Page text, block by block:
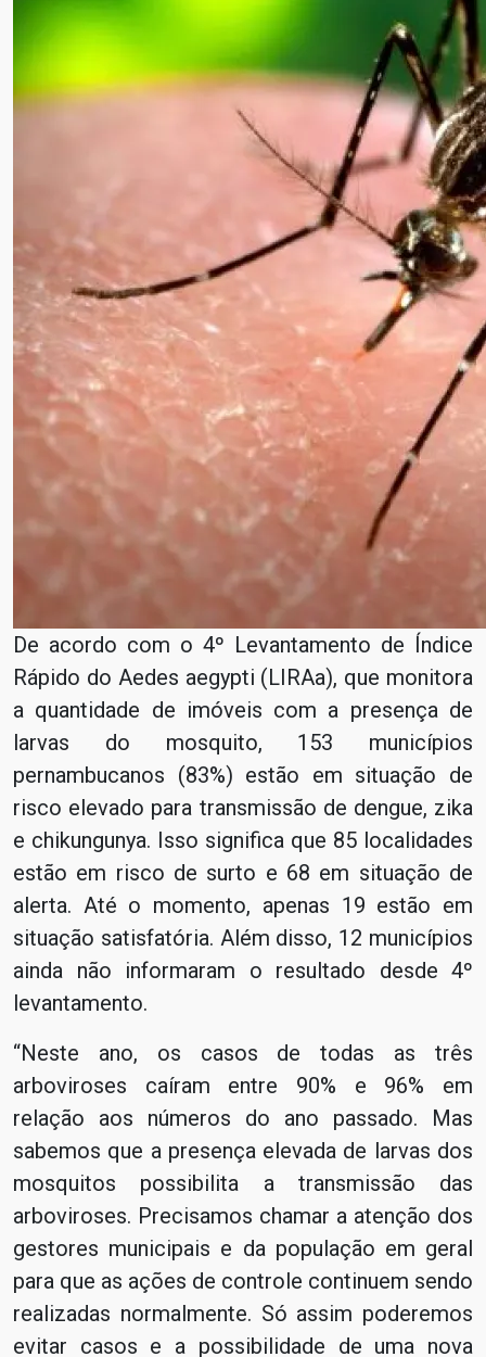
De acordo com o 4º Levantamento de Índice
Rápido do Aedes aegypti (LIRAa), que monitora
a quantidade de imóveis com a presença de
larvas do mosquito, 153 municípios
pernambucanos (83%) estão em situação de
risco elevado para transmissão de dengue, zika
e chikungunya. Isso significa que 85 localidades
estão em risco de surto e 68 em situação de
alerta. Até o momento, apenas 19 estão em
situação satisfatória. Além disso, 12 municípios
ainda não informaram o resultado desde 4º
levantamento.
“Neste ano, os casos de todas as três
arboviroses caíram entre 90% e 96% em
relação aos números do ano passado. Mas
sabemos que a presença elevada de larvas dos
mosquitos possibilita a transmissão das
arboviroses. Precisamos chamar a atenção dos
gestores municipais e da população em geral
para que as ações de controle continuem sendo
realizadas normalmente. Só assim poderemos
evitar casos e a possibilidade de uma nova